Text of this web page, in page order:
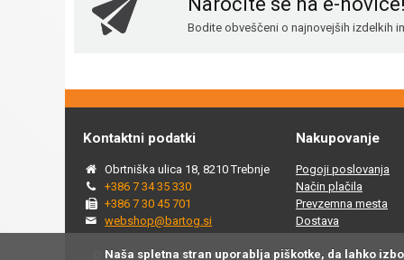
Bodite obveščeni o najnovejših izdelkih
Kontaktni podatki
Obrtniška ulica 18, 8210 Trebnje
+386 7 34 35 330
+386 7 30 45 701
webshop@bartog.si
Nakupovanje
Pogoji poslovanja
Način plačila
Prevzemna mesta
Dostava
© 2015 - 2025 Spletna trgovina Bartog, v spletni trgovini
Naša spletna stran uporablja piškotke, da lahko